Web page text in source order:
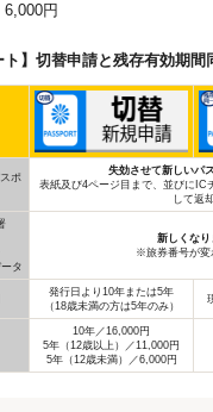
円
ト】切替申請と残存有効期
ポ
失効させて新しいパ
表紙及び4ページ目まで、並びにIC
して返
タ
新しくなり
※旅券番号が変
発行日より10年または5年
（18歳未満の方は5年のみ）
10年／16,000円
5年（12歳以上）／11,000円
5年（12歳未満）／6,000円